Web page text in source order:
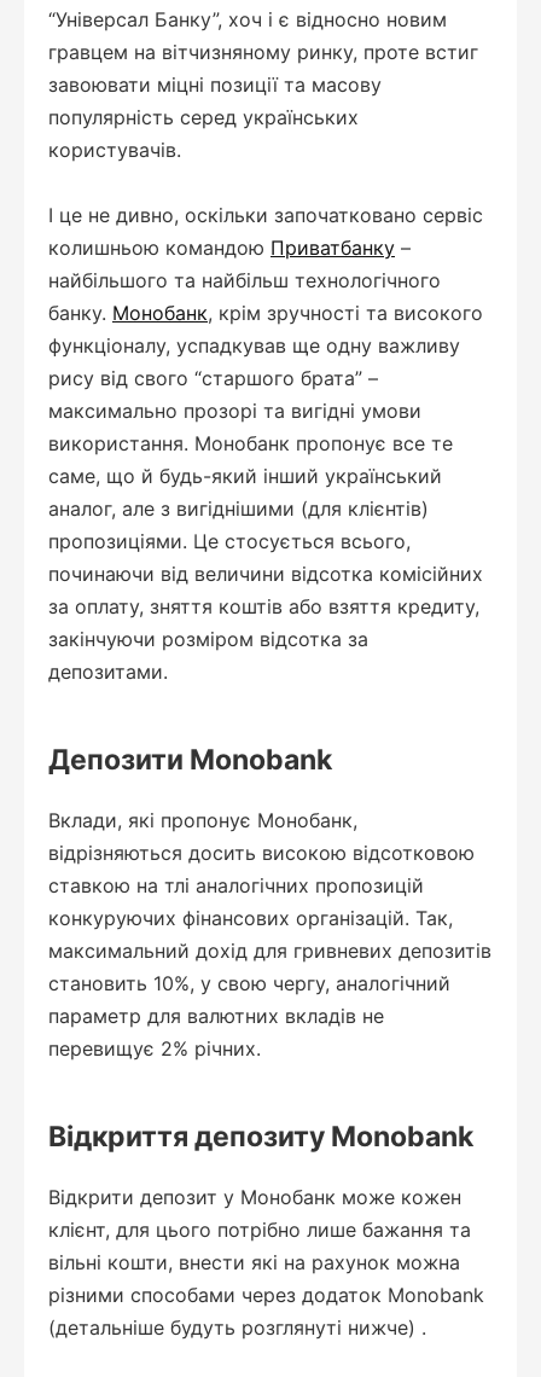
“Універсал Банку”, хоч і є відносно новим
гравцем на вітчизняному ринку, проте встиг
завоювати міцні позиції та масову
популярність серед українських
користувачів.
І це не дивно, оскільки започатковано сервіс
колишньою командою Приватбанку –
найбільшого та найбільш технологічного
банку. Монобанк, крім зручності та високого
функціоналу, успадкував ще одну важливу
рису від свого “старшого брата” –
максимально прозорі та вигідні умови
використання. Монобанк пропонує все те
саме, що й будь-який інший український
аналог, але з вигіднішими (для клієнтів)
пропозиціями. Це стосується всього,
починаючи від величини відсотка комісійних
за оплату, зняття коштів або взяття кредиту,
закінчуючи розміром відсотка за
депозитами.
Депозити Monobank
Вклади, які пропонує Монобанк,
відрізняються досить високою відсотковою
ставкою на тлі аналогічних пропозицій
конкуруючих фінансових організацій. Так,
максимальний дохід для гривневих депозитів
становить 10%, у свою чергу, аналогічний
параметр для валютних вкладів не
перевищує 2% річних.
Відкриття депозиту Monobank
Відкрити депозит у Монобанк може кожен
клієнт, для цього потрібно лише бажання та
вільні кошти, внести які на рахунок можна
різними способами через додаток Monobank
(детальніше будуть розглянуті нижче) .